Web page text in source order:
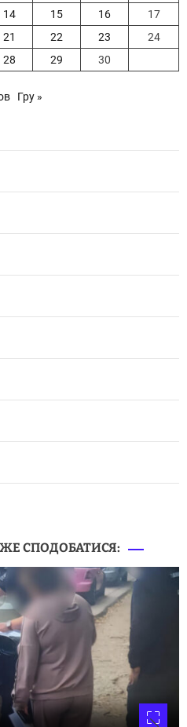
14 15 16
17
21 22 23
24
28 29 30
Гру »
СПОДОБАТИСЯ: